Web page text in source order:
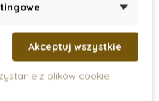
Akceptuj wszystkie
z plików cookie